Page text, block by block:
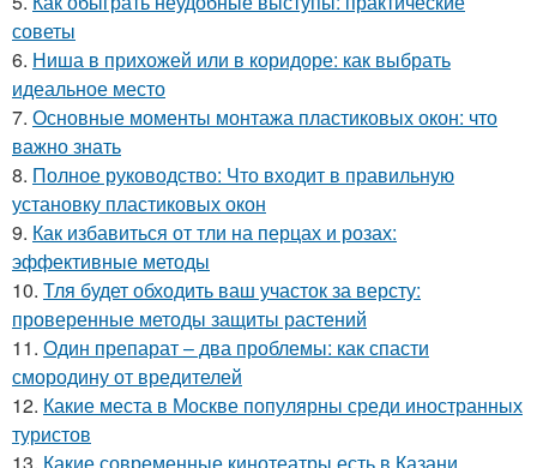
советы
6. Ниша в прихожей или в коридоре: как выбрать
идеальное место
7. Основные моменты монтажа пластиковых окон: что
важно знать
8. Полное руководство: Что входит в правильную
установку пластиковых окон
9. Как избавиться от тли на перцах и розах:
эффективные методы
10. Тля будет обходить ваш участок за версту:
проверенные методы защиты растений
11. Один препарат – два проблемы: как спасти
смородину от вредителей
12. Какие места в Москве популярны среди иностранных
туристов